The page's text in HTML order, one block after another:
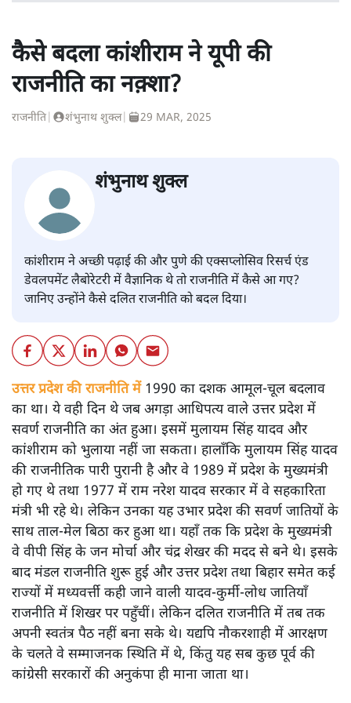
कैसे बदला कांशीराम ने यूपी की
राजनीति का नक़्शा?
राजनीति शंभुनाथ शुक्ल| 29 MAR, 2025
शंभुनाथ शुक्ल
कांशीराम ने अच्छी पढ़ाई की और पुणे की एक्सप्लोसिव रिसर्च एंड
डेवलपमेंट लैबोरेटरी में वैज्ञानिक थे तो राजनीति में कैसे आ गए?
जानिए उन्होंने कैसे दलित राजनीति को बदल दिया।
उत्तर प्रदेश की राजनीति में1990 का दशक आमूल-चूल बदलाव
का था। ये वही दिन थे जब अगड़ा आधिपत्य वाले उत्तर प्रदेश में
सवर्ण राजनीति का अंत हुआ। इसमें मुलायम सिंह यादव और
कांशीराम को भुलाया नहीं जा सकता। हालाँकि मुलायम सिंह यादव
की राजनीतिक पारी पुरानी है और वे 1989 में प्रदेश के मुख्यमंत्री
हो गए थे तथा 1977 में राम नरेश यादव सरकार में वे सहकारिता